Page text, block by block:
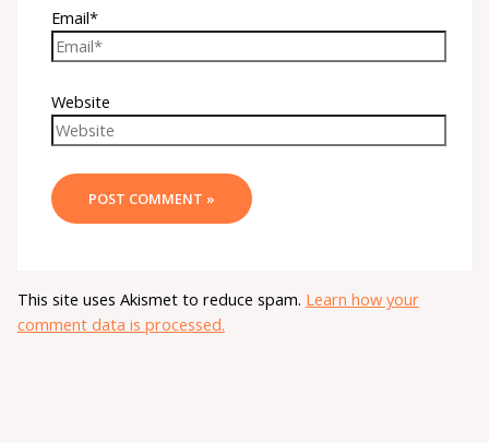
Email*
Website
This site uses Akismet to reduce spam. Learn how your
comment data is processed.